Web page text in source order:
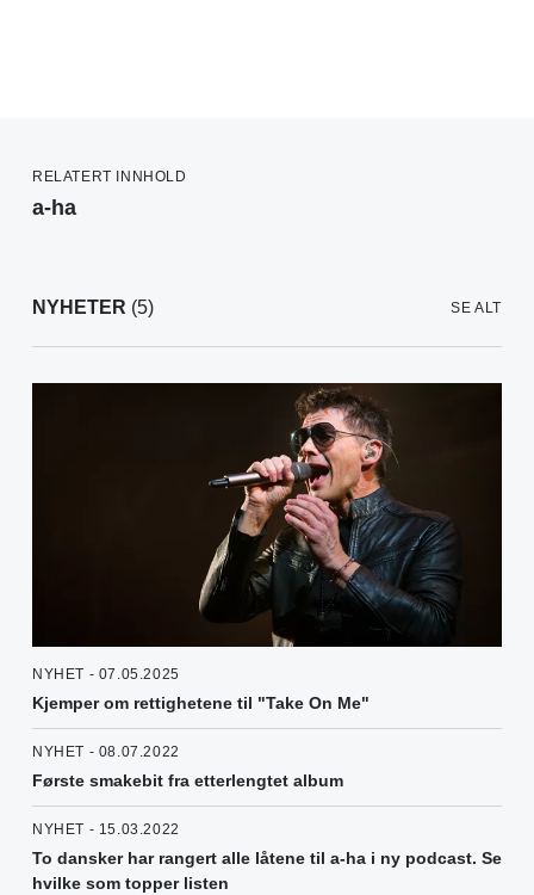
RELATERT INNHOLD
a-ha
NYHETER (5) SE ALT
NYHET - 07.05.2025
Kjemper om rettighetene til "Take On Me"
NYHET - 08.07.2022
Første smakebit fra etterlengtet album
NYHET - 15.03.2022
To dansker har rangert alle låtene til a-ha i ny podcast. Se
hvilke som topper listen